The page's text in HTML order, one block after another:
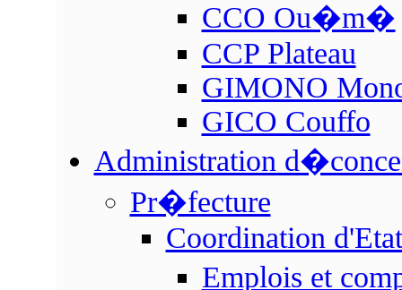
CCO Ou�m�
CCP Plateau
GIMONO
GICO Couffo
Administration
Pr�fecture
Coordination d'Etat
Emplois et